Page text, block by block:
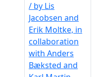
/ by Lis
Jacobsen and
Erik Moltke, in
collaboration
with Anders
Bæksted and